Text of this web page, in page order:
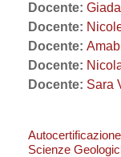
Docente:
Docente:
Docente:
Docente:
Docente: Sara
Scienze